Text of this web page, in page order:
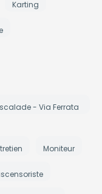
Karting
- Via Ferrata
Moniteur